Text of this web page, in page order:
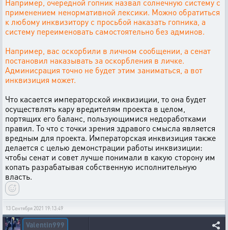
Например, очередной гопник назвал солнечную систему с
применением ненормативной лексики. Можно обратиться
к любому инквизитору с просьбой наказать гопника, а
систему переименовать самостоятельно без админов.
Например, вас оскорбили в личном сообщении, а сенат
постановил наказывать за оскорбления в личке.
Админисрация точно не будет этим заниматься, а вот
инквизиция может.
Что касается императорской инквизиции, то она будет
осуществлять кару вредителям проекта в целом,
портящих его баланс, пользующимися недоработками
правил. То что с точки зрения здравого смысла является
вредным для проекта. Императорская инквизиция также
делается с целью демонстрации работы инквизиции:
чтобы сенат и совет лучше понимали в какую сторону им
копать разрабатывая собственную исполнительную
власть.
13 Сентября 2021 19:13:49
Valentin999